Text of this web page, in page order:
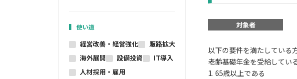
使い道
経営改善・経営強化
販路拡大
海外展開
設備投資
IT導入
人材採用・雇用
対象者
以下の要件を満たしている
老齢基礎年金を受給してい
1. 65歳以上である